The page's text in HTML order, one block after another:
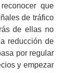
que
de tráfico
de ellas no
reducción de
por regular
y empezar